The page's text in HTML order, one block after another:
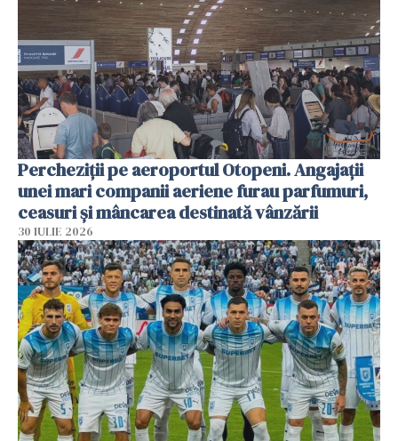
Percheziții pe aeroportul Otopeni. Angajații
unei mari companii aeriene furau parfumuri,
ceasuri și mâncarea destinată vânzării
30 IULIE 2026